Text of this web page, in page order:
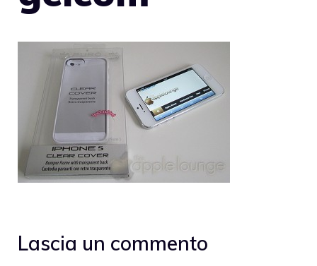
Lascia un commento